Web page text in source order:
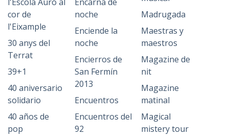
cor de
l'Eixample
30 anys del
Terrat
39+1
40 aniversario
solidario
40 años de
pop
noche
Enciende la
noche
Encierros de
San Fermín
2013
Encuentros
Encuentros del
92
Madrugada
Maestras y
maestros
Magazine de
nit
Magazine
matinal
Magical
mistery tour